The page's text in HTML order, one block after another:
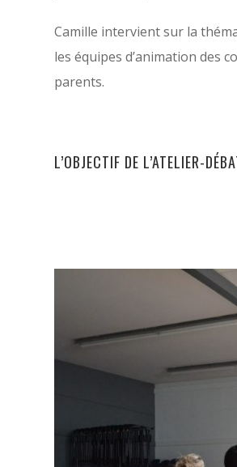
Camille intervient sur la
les équipes d’animation des
parents.
L’OBJECTIF DE L’ATELIER-